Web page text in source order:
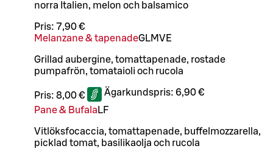
norra Italien, melon och balsamico
Pris: 7,90 €
Melanzane & tapenadeGLMVE
Grillad aubergine, tomattapenade, rostade
pumpafrön, tomataioli och rucola
Pris: 8,00 € Ägarkundspris: 6,90 €
Pane & Bufala LF
Vitlöksfocaccia, tomattapenade, buffelmozzarella,
picklad tomat, basilikaolja och rucola